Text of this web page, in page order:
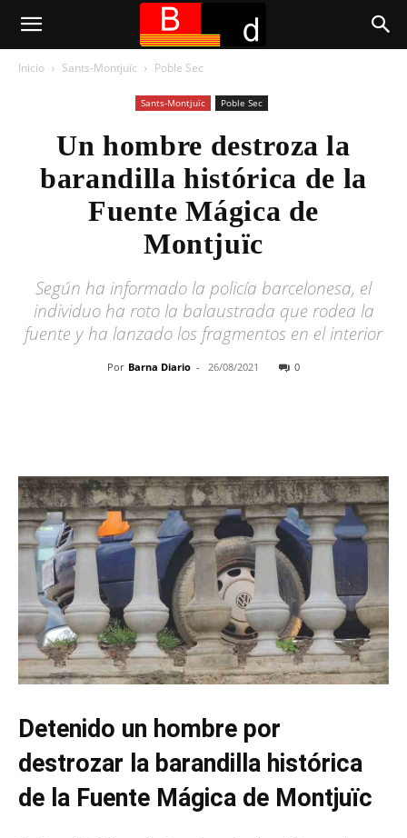
Inicio Sants-Montjuïc Poble Sec
Sants-Montjuïc Poble Sec
Un hombre destroza la
barandilla histórica de la
Fuente Mágica de
Montjuïc
Según ha informado la policía barcelonesa, el
individuo ha roto la balaustrada que rodea la
fuente y ha lanzado los fragmentos en el interior
Por Barna Diario - 26/08/2021 0
Detenido un hombre por
destrozar la barandilla histórica
de la Fuente Mágica de Montjuïc